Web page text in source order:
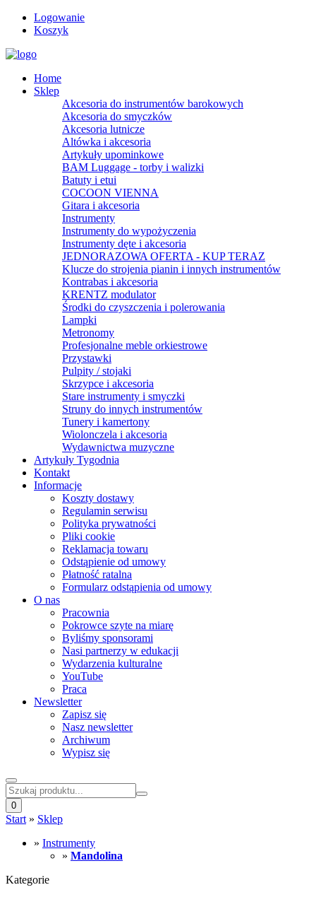
Logowanie
Koszyk
Home
Sklep
Akcesoria do instrumentów barokowych
Akcesoria do smyczków
Akcesoria lutnicze
Altówka i akcesoria
Artykuły upominkowe
BAM Luggage - torby i walizki
Batuty i etui
COCOON VIENNA
Gitara i akcesoria
Instrumenty
Instrumenty do wypożyczenia
Instrumenty dęte i akcesoria
JEDNORAZOWA OFERTA - KUP TERAZ
Klucze do strojenia pianin i innych instrumentów
Kontrabas i akcesoria
KRENTZ modulator
Środki do czyszczenia i polerowania
Lampki
Metronomy
Profesjonalne meble orkiestrowe
Przystawki
Pulpity / stojaki
Skrzypce i akcesoria
Stare instrumenty i smyczki
Struny do innych instrumentów
Tunery i kamertony
Wiolonczela i akcesoria
Wydawnictwa muzyczne
Artykuły Tygodnia
Kontakt
Informacje
Koszty dostawy
Regulamin serwisu
Polityka prywatności
Pliki cookie
Reklamacja towaru
Odstąpienie od umowy
Płatność ratalna
Formularz odstąpienia od umowy
O nas
Pracownia
Pokrowce szyte na miarę
Byliśmy sponsorami
Nasi partnerzy w edukacji
Wydarzenia kulturalne
YouTube
Praca
Newsletter
Zapisz się
Nasz newsletter
Archiwum
Wypisz się
0
Start » Sklep
» Instrumenty
» Mandolina
Kategorie